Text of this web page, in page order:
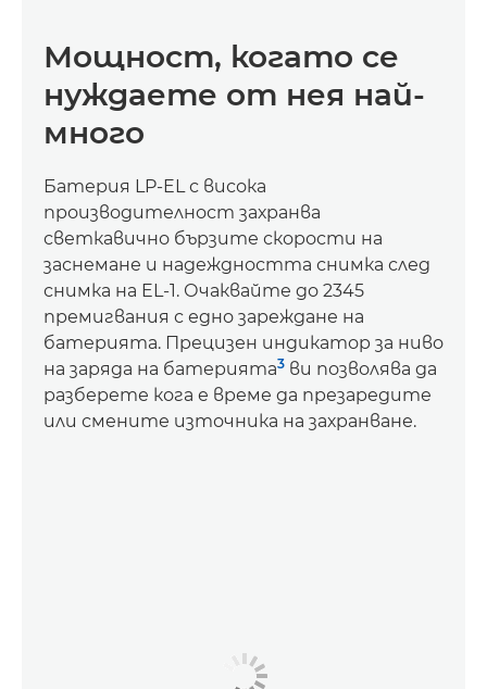
Мощност, когато се
нуждаете от нея най-
много
Батерия LP-EL с висока
производителност захранва
светкавично бързите скорости на
заснемане и надеждността снимка след
снимка на EL-1. Очаквайте до 2345
премигвания с едно зареждане на
батерията. Прецизен индикатор за ниво
на заряда на батерията3 ви позволява да
разберете кога е време да презаредите
или смените източника на захранване.